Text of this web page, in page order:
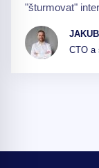
"šturmovat"
CTO a